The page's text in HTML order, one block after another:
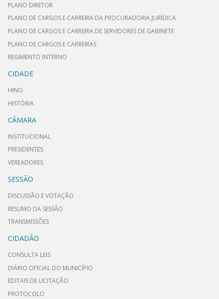
PLANO DIRETOR
PLANO DE CARGOS E CARREIRA DA PROCURADORIA JURÍDICA
PLANO DE CARGOS E CARREIRA DE SERVIDORES DE GABINETE
PLANO DE CARGOS E CARREIRAS
REGIMENTO INTERNO
CIDADE
HINO
HISTÓRIA
CÂMARA
INSTITUCIONAL
PRESIDENTES
VEREADORES
SESSÃO
DISCUSSÃO E VOTAÇÃO
RESUMO DA SESSÃO
TRANSMISSÕES
CIDADÃO
CONSULTA LEIS
DIÁRIO OFICIAL DO MUNICÍPIO
EDITAIS DE LICITAÇÃO
PROTOCOLO